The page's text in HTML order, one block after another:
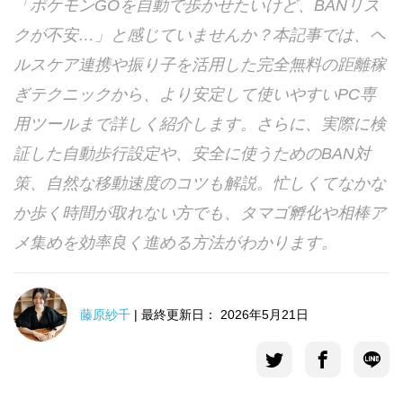
サポート
言語選択
「ポケモンGOを自動で歩かせたいけど、BANリス
クが不安…」と感じていませんか？本記事では、ヘ
ルスケア連携や振り子を活用した完全無料の距離稼
ぎテクニックから、より安定して使いやすいPC専
用ツールまで詳しく紹介します。さらに、実際に検
証した自動歩行設定や、安全に使うためのBAN対
策、自然な移動速度のコツも解説。忙しくてなかな
か歩く時間が取れない方でも、タマゴ孵化や相棒ア
メ集めを効率良く進める方法がわかります。
藤原紗千 | 最終更新日： 2026年5月21日